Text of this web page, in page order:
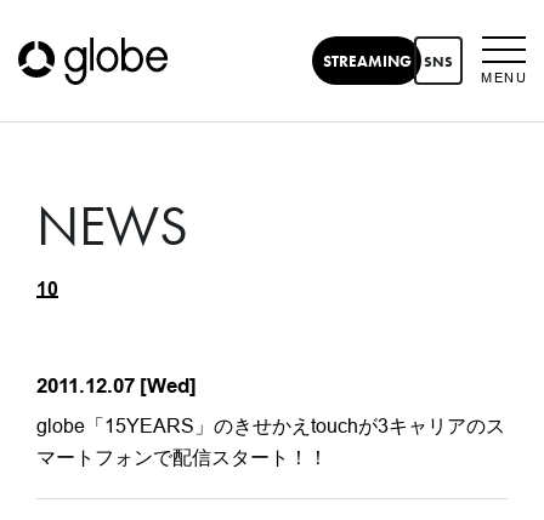
STREAMING SNS
MENU
NEWS
2010
2011.12.07 [Wed]
globe「15YEARS」のきせかえtouchが3キャリアのス
マートフォンで配信スタート！！